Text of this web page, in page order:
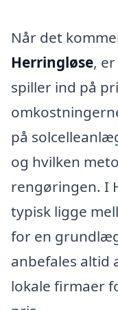
Når det
Herringløse,
spiller ind på
på
og hvilken
rengøringen. I
typisk ligge
for en
anbefales altid
lokale firmaer